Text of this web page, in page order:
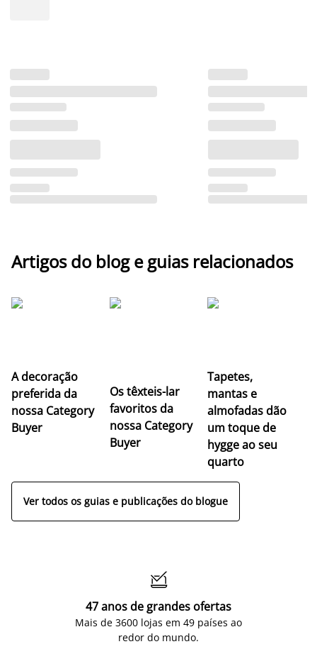
Artigos do blog e guias relacionados
A decoração
preferida da
nossa Category
Buyer
Os têxteis-lar
favoritos da
nossa Category
Buyer
Tapetes,
mantas e
almofadas dão
um toque de
hygge ao seu
quarto
Ver todos os guias e publicações do blogue

47 anos de grandes ofertas
Mais de 3600 lojas em 49 países ao
redor do mundo.